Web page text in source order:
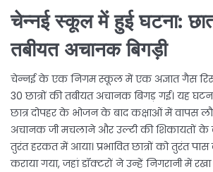
चेन्नई स्कूल में हुई घटना:
तबीयत अचानक बिगड़ी
चेन्नई के एक निगम स्कूल में एक अज्ञात गैस
30 छात्रों की तबीयत अचानक बिगड़ गई। यह
छात्र दोपहर के भोजन के बाद कक्षाओं में वापस
अचानक जी मचलाने और उल्टी की शिकायतों के
तुरंत हरकत में आया। प्रभावित छात्रों को तुरंत
कराया गया, जहां डॉक्टरों ने उन्हें निगरानी में